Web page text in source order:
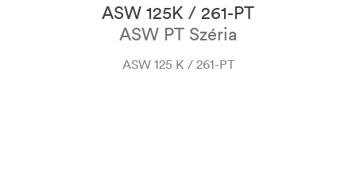
ASW 125K / 261-PT
ASW PT Széria
ASW 125 K / 261-PT